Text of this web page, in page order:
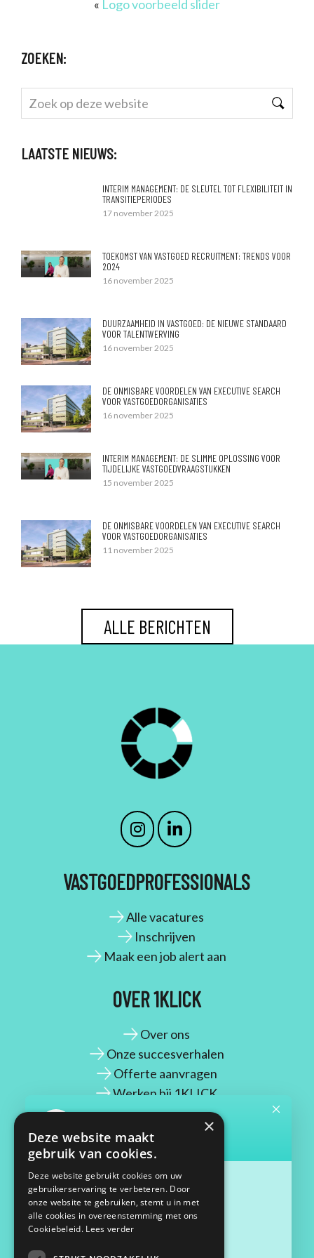
« Logo voorbeeld slider
ZOEKEN:
Zoek
op
website
LAATSTE NIEUWS:
INTERIM MANAGEMENT: DE SLEUTEL TOT FLEXIBILITEIT IN
TRANSITIEPERIODES
17 november 2025
TOEKOMST VAN VASTGOED RECRUITMENT: TRENDS VOOR
2024
16 november 2025
DUURZAAMHEID IN VASTGOED: DE NIEUWE STANDAARD
VOOR TALENTWERVING
16 november 2025
DE ONMISBARE VOORDELEN VAN EXECUTIVE SEARCH
VOOR VASTGOEDORGANISATIES
16 november 2025
INTERIM MANAGEMENT: DE SLIMME OPLOSSING VOOR
TIJDELIJKE VASTGOEDVRAAGSTUKKEN
15 november 2025
DE ONMISBARE VOORDELEN VAN EXECUTIVE SEARCH
VOOR VASTGOEDORGANISATIES
11 november 2025
ALLE BERICHTEN
VASTGOEDPROFESSIONALS
Alle vacatures
Inschrijven
Maak een job alert aan
OVER 1KLICK
Over ons
Onze succesverhalen
Offerte aanvragen
Werken bij 1KLICK
CONTACT
Maassluisstraat 2
1062 GD Amsterdam
06 33 68 27 09
contact@1klick.nl
×
Deze website maakt
gebruik van cookies.
Deze website gebruikt cookies om uw
gebruikerservaring te verbeteren. Door
onze website te gebruiken, stemt u in met
alle cookies in overeenstemming met ons
Cookiebeleid. Lees verder